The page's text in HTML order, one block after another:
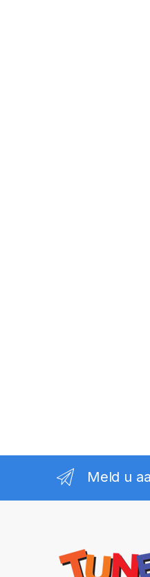
Meld u